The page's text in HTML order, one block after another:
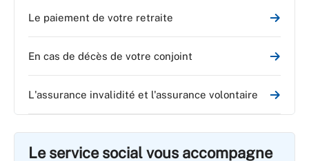
Le paiement de votre retraite
En cas de décès de votre conjoint
L'assurance invalidité et l'assurance volontaire
Le service social vous accompagne